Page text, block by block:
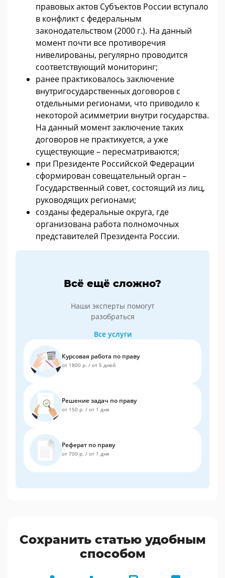
правовых актов Субъектов России вступало
в конфликт с федеральным
законодательством (2000 г.). На данный
момент почти все противоречия
нивелированы, регулярно проводится
соответствующий мониторинг;
ранее практиковалось заключение
внутригосударственных договоров с
отдельными регионами, что приводило к
некоторой асимметрии внутри государства.
На данный момент заключение таких
договоров не практикуется, а уже
существующие – пересматриваются;
при Президенте Российской Федерации
сформирован совещательный орган –
Государственный совет, состоящий из лиц,
руководящих регионами;
созданы федеральные округа, где
организована работа полномочных
представителей Президента России.
Всё ещё сложно?
Наши эксперты помогут
разобраться
Все услуги
Курсовая работа по праву
от 1800 р. / от 5 дней
Решение задач по праву
от 150 р. / от 1 дня
Реферат по праву
от 700 р. / от 1 дня
Сохранить статью удобным
способом